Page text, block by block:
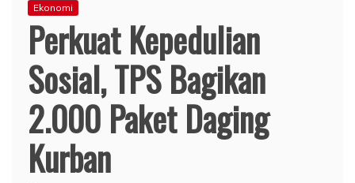
Ekonomi
Perkuat Kepedulian
Sosial, TPS Bagikan
2.000 Paket Daging
Kurban